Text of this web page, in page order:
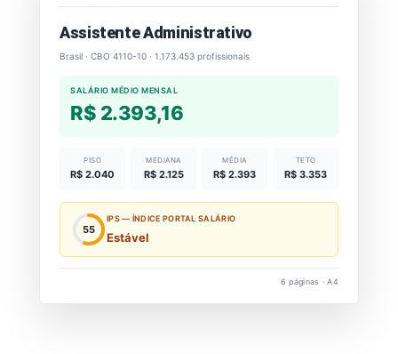
Assistente Administrativo
Brasil · CBO 4110-10 · 1.173.453 profissionais
SALÁRIO MÉDIO MENSAL
R$ 2.393,16
PISO
R$ 2.040
MEDIANA
R$ 2.125
MÉDIA
R$ 2.393
TETO
R$ 3.353
55
IPS — ÍNDICE PORTAL SALÁRIO
Estável
6 páginas · A4